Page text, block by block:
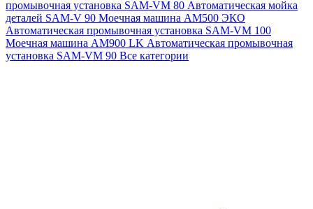
промывочная установка SAM-VM 80 Автоматическая мойка
деталей SAM-V 90 Моечная машина АМ500 ЭКО
Автоматическая промывочная установка SAM-VM 100
Моечная машина AM900 LK Автоматическая промывочная
установка SAM-VM 90 Все категории